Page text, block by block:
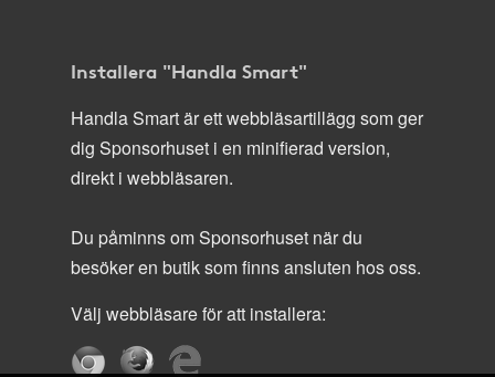
Installera "Handla Smart"
Handla Smart är ett webbläsartillägg som ger
dig Sponsorhuset i en minifierad version,
direkt i webbläsaren.
Du påminns om Sponsorhuset när du
besöker en butik som finns ansluten hos oss.
Välj webbläsare för att installera: